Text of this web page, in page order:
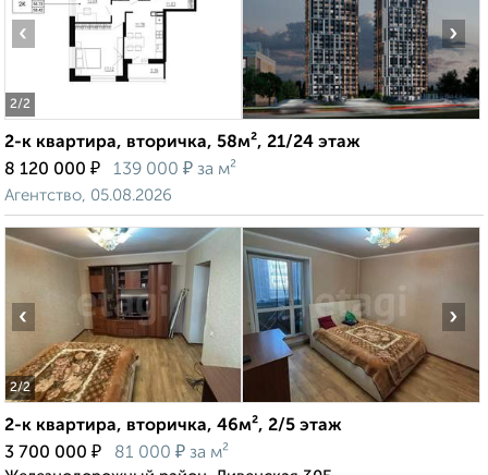
2/2
‹ ›
2-к квартира, вторичка, 58м², 21/24 этаж
8 120 000 ₽ 139 000 ₽ за м²
Агентство, 05.08.2026
2/2
‹ ›
2-к квартира, вторичка, 46м², 2/5 этаж
3 700 000 ₽ 81 000 ₽ за м²